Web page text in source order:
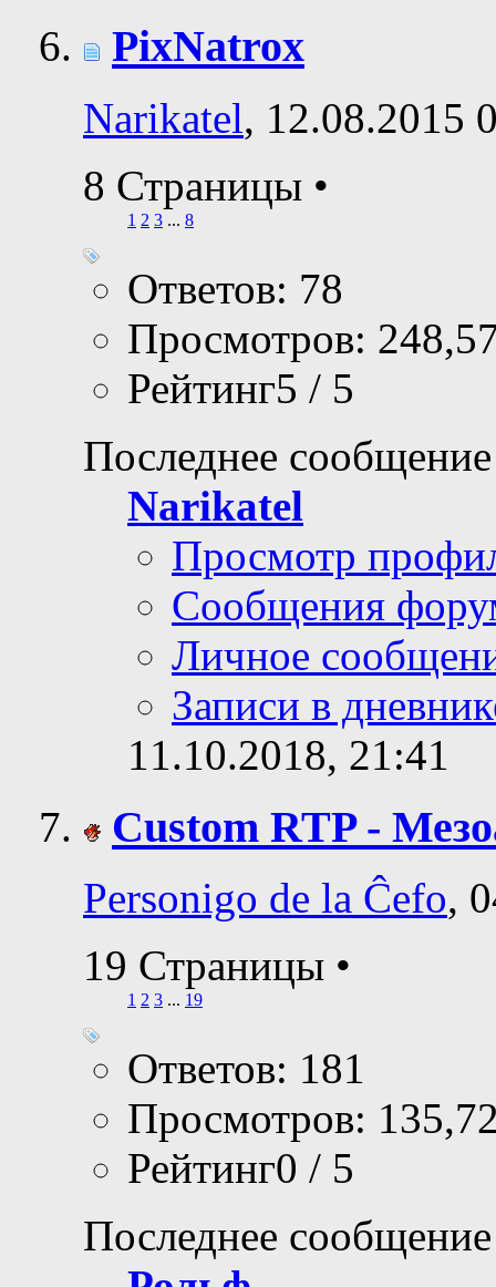
PixNatrox
Narikatel, 12.08.2015
8 Страницы •
1 2 3 ... 8
Ответов: 78
Просмотров:
Рейтинг5 / 5
Последнее
Narikatel
Просмотр
Сообщения
Личное
Записи в
11.10.2018, 21:41
Custom RTP -
Personigo de la Ĉefo,
19 Страницы •
1 2 3 ... 19
Ответов: 181
Просмотров:
Рейтинг0 / 5
Последнее